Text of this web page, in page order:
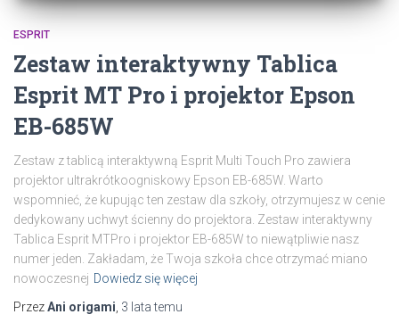
ESPRIT
Zestaw interaktywny Tablica
Esprit MT Pro i projektor Epson
EB-685W
Zestaw z tablicą interaktywną Esprit Multi Touch Pro zawiera
projektor ultrakrótkoogniskowy Epson EB-685W. Warto
wspomnieć, że kupując ten zestaw dla szkoły, otrzymujesz w cenie
dedykowany uchwyt ścienny do projektora. Zestaw interaktywny
Tablica Esprit MTPro i projektor EB-685W to niewątpliwie nasz
numer jeden. Zakładam, że Twoja szkoła chce otrzymać miano
nowoczesnej Dowiedz się więcej
PrzezAni origami 3 latatemu